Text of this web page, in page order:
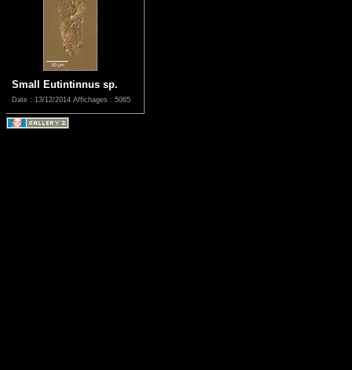
Small Eutintinnus sp.
Date : 13/12/2014 Affichages : 5065